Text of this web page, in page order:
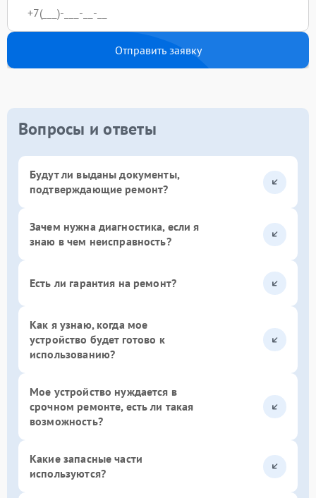
Отправить заявку
Вопросы и ответы
Будут ли выданы документы,
подтверждающие ремонт?
Зачем нужна диагностика, если я
знаю в чем неисправность?
Есть ли гарантия на ремонт?
Как я узнаю, когда мое
устройство будет готово к
использованию?
Мое устройство нуждается в
срочном ремонте, есть ли такая
возможность?
Какие запасные части
используются?